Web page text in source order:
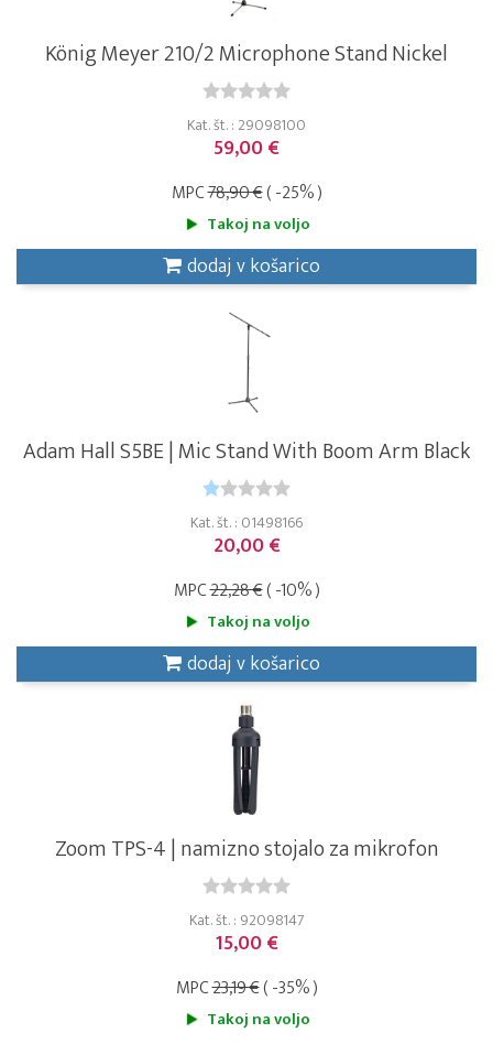
König Meyer 210/2 Microphone Stand Nickel
Kat. št. : 29098100
59,00 €
MPC78,90 €( -25% )
Takoj na voljo
dodaj v košarico
Adam Hall S5BE | Mic Stand With Boom Arm Black
Kat. št. : 01498166
20,00 €
MPC22,28 €( -10% )
Takoj na voljo
dodaj v košarico
Zoom TPS-4 | namizno stojalo za mikrofon
Kat. št. : 92098147
15,00 €
MPC23,19 €( -35% )
Takoj na voljo